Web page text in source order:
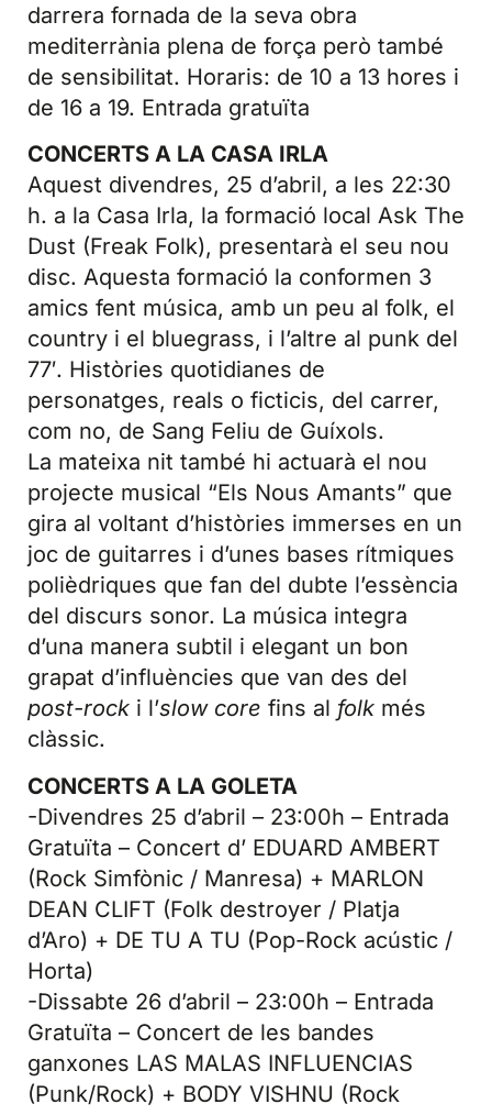
darrera fornada de la seva obra
mediterrània plena de força però també
de sensibilitat. Horaris: de 10 a 13 hores i
de 16 a 19. Entrada gratuïta
CONCERTS A LA CASA IRLA
Aquest divendres, 25 d’abril, a les 22:30
h. a la Casa Irla, la formació local Ask The
Dust (Freak Folk), presentarà el seu nou
disc. Aquesta formació la conformen 3
amics fent música, amb un peu al folk, el
country i el bluegrass, i l’altre al punk del
77′. Històries quotidianes de
personatges, reals o ficticis, del carrer,
com no, de Sang Feliu de Guíxols.
La mateixa nit també hi actuarà el nou
projecte musical “Els Nous Amants” que
gira al voltant d’històries immerses en un
joc de guitarres i d’unes bases rítmiques
polièdriques que fan del dubte l’essència
del discurs sonor. La música integra
d’una manera subtil i elegant un bon
grapat d’influències que van des del
post-rock i l’slow core fins al folk més
clàssic.
CONCERTS A LA GOLETA
-Divendres 25 d’abril – 23:00h – Entrada
Gratuïta – Concert d’ EDUARD AMBERT
(Rock Simfònic / Manresa) + MARLON
DEAN CLIFT (Folk destroyer / Platja
d’Aro) + DE TU A TU (Pop-Rock acústic /
Horta)
-Dissabte 26 d’abril – 23:00h – Entrada
Gratuïta – Concert de les bandes
ganxones LAS MALAS INFLUENCIAS
(Punk/Rock) + BODY VISHNU (Rock